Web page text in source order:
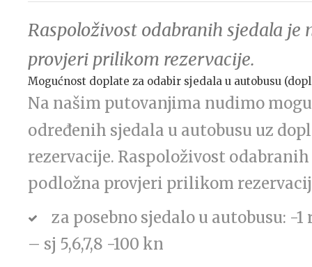
Raspoloživost odabranih sjedala je
provjeri prilikom rezervacije.
Mogućnost doplate za odabir sjedala u autobusu
Na našim putovanjima nudimo
određenih sjedala u autobusu uz
rezervacije. Raspoloživost
podložna provjeri prilikom
za posebno sjedalo u autobusu: -1
– sj 5,6,7,8 -100 kn